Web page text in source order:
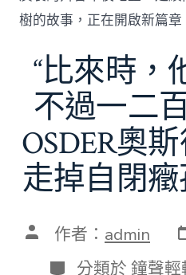
樹的故事，正在開啟新篇章
“比來時，
不過一二
OSDER奧
走掉自閉
文 作者： admin
分
分類於 鐘聲輕